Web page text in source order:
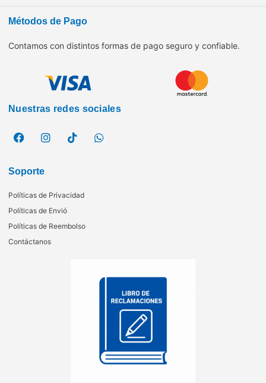
Métodos de Pago
Contamos con distintos formas de pago seguro y confiable.
Nuestras redes sociales
Soporte
Políticas de Privacidad
Políticas de Envió
Políticas de Reembolso
Contáctanos